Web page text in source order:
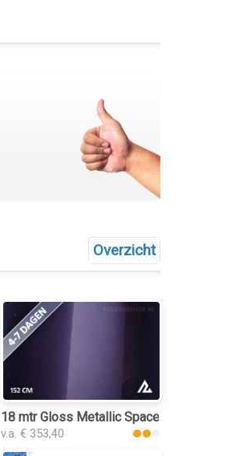
Overzicht
18 mtr Gloss Metallic Space Purple 3070
v.a. € 353,40